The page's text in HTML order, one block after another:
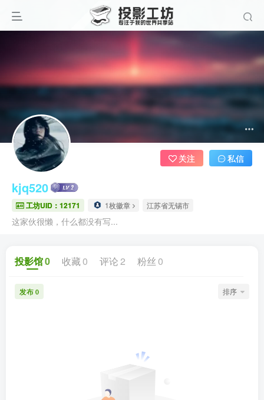
kjq520
工坊UID：12171 1枚徽章 江苏省无锡市
这家伙很懒，什么都没有写...
关注 私信
投影馆0 收藏 0 评论 2 粉丝 0
发布 0 排序